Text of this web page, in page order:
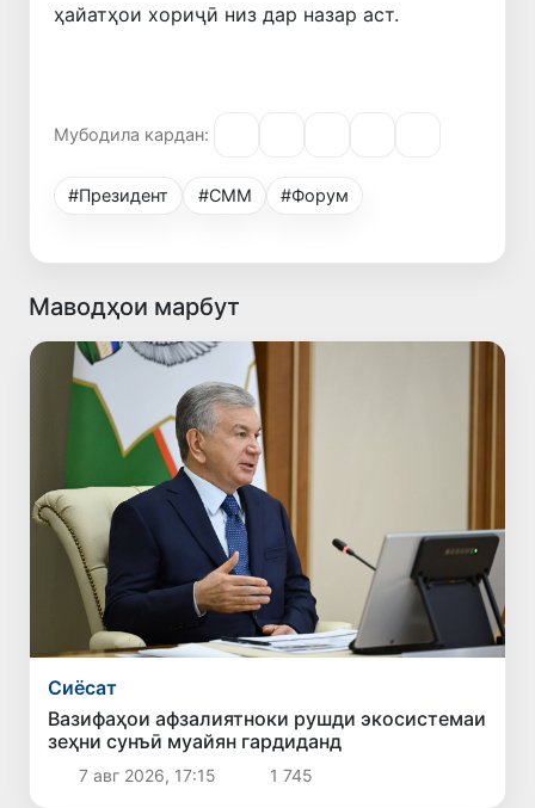
ҳайатҳои хориҷӣ низ дар назар аст.
Мубодила кардан:
#Президент #СММ #Форум
Маводҳои марбут
Сиёсат
Вазифаҳои афзалиятноки рушди экосистемаи
зеҳни сунъӣ муайян гардиданд
7 авг 2026, 17:15 1 745